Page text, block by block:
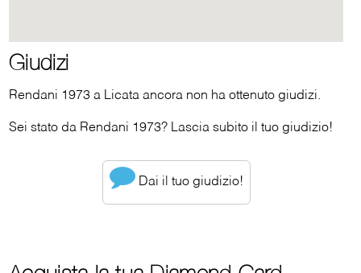
Giudizi
Rendani 1973 a Licata ancora non ha ottenuto giudizi.
Sei stato da Rendani 1973? Lascia subito il tuo giudizio!
Dai il tuo giudizio!